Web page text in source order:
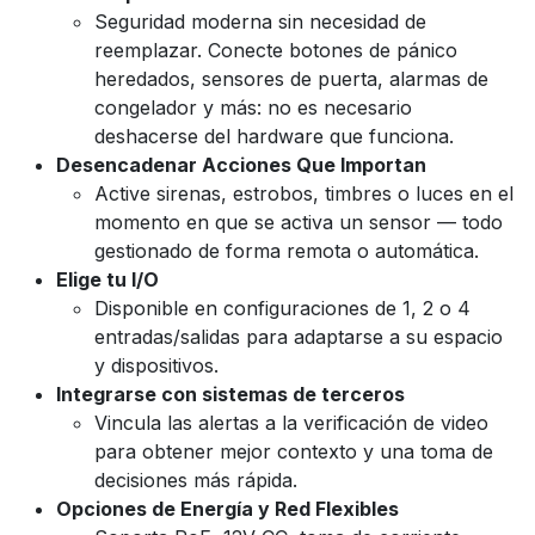
Seguridad moderna sin necesidad de
reemplazar. Conecte botones de pánico
heredados, sensores de puerta, alarmas de
congelador y más: no es necesario
deshacerse del hardware que funciona.
Desencadenar Acciones Que Importan
Active sirenas, estrobos, timbres o luces en el
momento en que se activa un sensor — todo
gestionado de forma remota o automática.
Elige tu I/O
Disponible en configuraciones de 1, 2 o 4
entradas/salidas para adaptarse a su espacio
y dispositivos.
Integrarse con sistemas de terceros
Vincula las alertas a la verificación de video
para obtener mejor contexto y una toma de
decisiones más rápida.
Opciones de Energía y Red Flexibles